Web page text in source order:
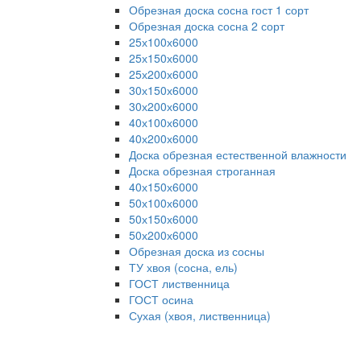
Обрезная доска сосна гост 1 сорт
Обрезная доска сосна 2 сорт
25х100х6000
25х150х6000
25х200х6000
30х150х6000
30х200х6000
40х100х6000
40х200х6000
Доска обрезная естественной влажности
Доска обрезная строганная
40х150х6000
50х100х6000
50х150х6000
50х200х6000
Обрезная доска из сосны
ТУ хвоя (сосна, ель)
ГОСТ лиственница
ГОСТ осина
Сухая (хвоя, лиственница)